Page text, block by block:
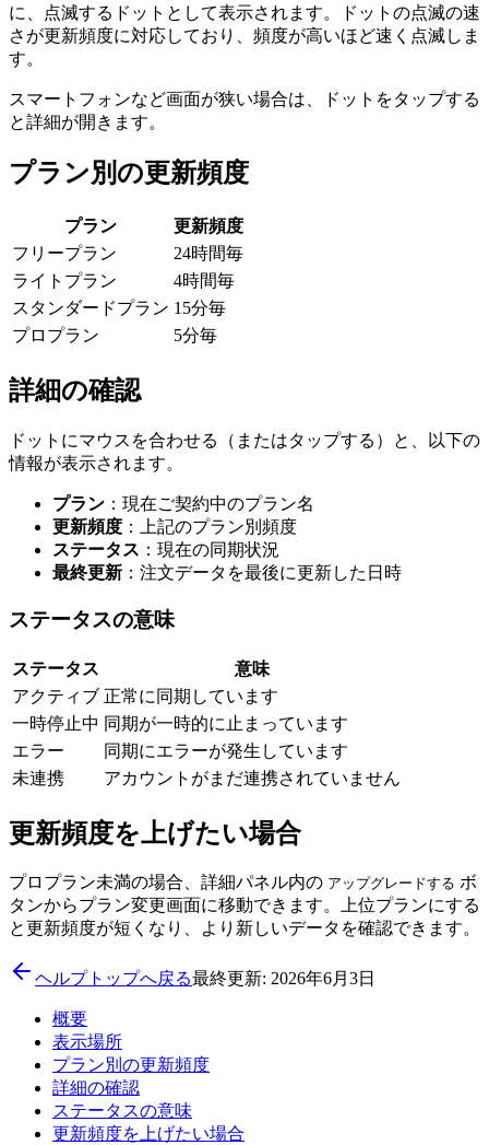
に、点滅するドットとして表示されます。ドットの点滅の速
さが更新頻度に対応しており、頻度が高いほど速く点滅しま
す。
スマートフォンなど画面が狭い場合は、ドットをタップする
と詳細が開きます。
プラン別の更新頻度
プラン
更新頻度
フリープラン
24時間毎
ライトプラン
4時間毎
スタンダードプラン 15分毎
プロプラン
5分毎
詳細の確認
ドットにマウスを合わせる（またはタップする）と、以下の
情報が表示されます。
プラン ：現在ご契約中のプラン名
更新頻度 ：上記のプラン別頻度
ステータス ：現在の同期状況
最終更新 ：注文データを最後に更新した日時
ステータスの意味
ステータス
意味
アクティブ 正常に同期しています
一時停止中 同期が一時的に止まっています
エラー
同期にエラーが発生しています
未連携
アカウントがまだ連携されていません
更新頻度を上げたい場合
プロプラン未満の場合、詳細パネル内の アップグレードする ボ
タンからプラン変更画面に移動できます。上位プランにする
と更新頻度が短くなり、より新しいデータを確認できます。
ヘルプトップへ戻る最終更新: 2026年6月3日
概要
表示場所
プラン別の更新頻度
詳細の確認
ステータスの意味
更新頻度を上げたい場合